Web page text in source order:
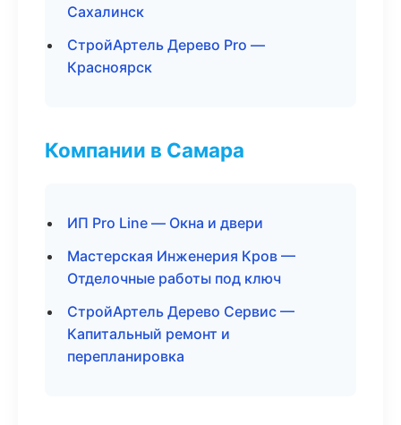
Сахалинск
СтройАртель Дерево Pro —
Красноярск
Компании в Самара
ИП Pro Line — Окна и двери
Мастерская Инженерия Кров —
Отделочные работы под ключ
СтройАртель Дерево Сервис —
Капитальный ремонт и
перепланировка